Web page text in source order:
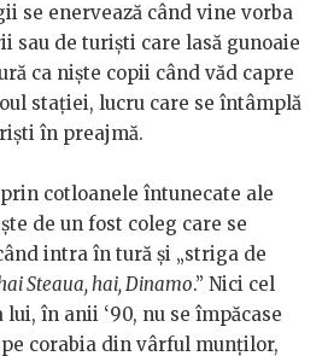
se enervează când vine vorba
sau de turiști care lasă gunoaie
ca niște copii când văd capre
stației, lucru care se întâmplă
în preajmă.
cotloanele întunecate ale
de un fost coleg care se
intra în tură și „striga de
Steaua, hai, Dinamo.” Nici cel
în anii ‘90, nu se împăcase
corabia din vârful munților,